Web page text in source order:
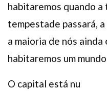
habitaremos quando a
tempestade passará,
a maioria de nós
habitaremos um
O capital está nu